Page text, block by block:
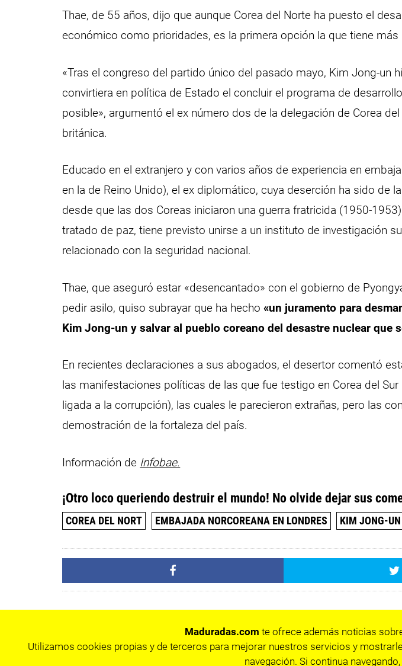
Thae, de 55 años, dijo que aunque Corea del Norte ha puesto el
económico como prioridades, es la primera opción la que tiene más
«Tras el congreso del partido único del pasado mayo, Kim Jong-un
convirtiera en política de Estado el concluir el programa de
posible», argumentó el ex número dos de la delegación de Corea
británica.
Educado en el extranjero y con varios años de experiencia en
en la de Reino Unido), el ex diplomático, cuya deserción ha sido de
desde que las dos Coreas iniciaron una guerra fratricida (1950-
tratado de paz, tiene previsto unirse a un instituto de investigación
relacionado con la seguridad nacional.
Thae, que aseguró estar «desencantado» con el gobierno de
pedir asilo, quiso subrayar que ha hecho «un juramento para
Kim Jong-un y salvar al pueblo coreano del desastre nuclear que
En recientes declaraciones a sus abogados, el desertor comentó
las manifestaciones políticas de las que fue testigo en Corea del
ligada a la corrupción), las cuales le parecieron extrañas, pero las
demostración de la fortaleza del país.
Información de Infobae.
¡Otro loco queriendo destruir el mundo! No olvide dejar sus
COREA DEL NORT EMBAJADA NORCOREANA EN LONDRES KIM JONG-UN
Maduradas.com te ofrece además noticias
Utilizamos cookies propias y de terceros para mejorar nuestros servicios y
navegación. Si continua